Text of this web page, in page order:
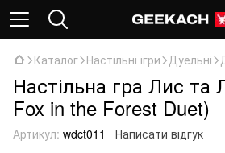
Каталог Настільні ігри Дуельні
Настільна гра Лис та
Fox in the Forest Duet)
Артикул: wdct011 Написати відгук